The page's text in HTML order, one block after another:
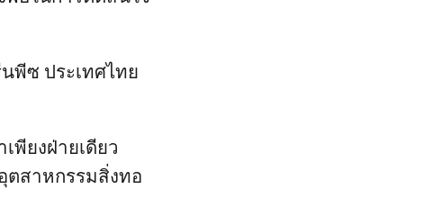
พีซ ประเทศไทย
พียงฝ่ายเดียว
ตสาหกรรมสิ่งทอ